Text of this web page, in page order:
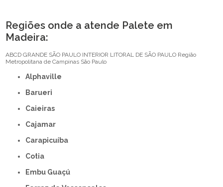
Regiões onde a atende Palete em
Madeira:
ABCD GRANDE SÃO PAULO INTERIOR LITORAL DE SÃO PAULO Região
Metropolitana de Campinas São Paulo
Alphaville
Barueri
Caieiras
Cajamar
Carapicuíba
Cotia
Embu Guaçú